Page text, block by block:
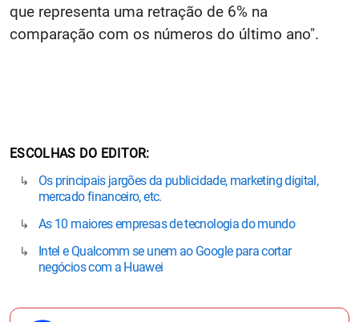
que representa uma retração de 6% na
comparação com os números do último ano".
ESCOLHAS DO EDITOR
Os principais jargões da publicidade, marketing digital,
mercado financeiro, etc.
As 10 maiores empresas de tecnologia do mundo
Intel e Qualcomm se unem ao Google para cortar
negócios com a Huawei